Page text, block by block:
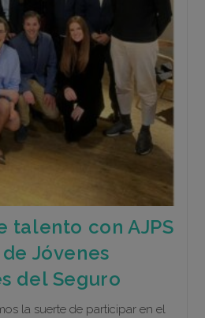
talento con AJPS
Jóvenes
del Seguro
la suerte de participar en el